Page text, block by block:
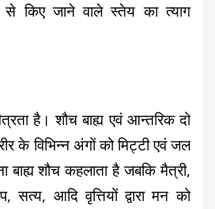
किए जाने वाले स्तेय का त्याग
है। शौच बाह्य एवं आन्तरिक दो
के विभिन्न अंगों को मिट्टी एवं जल
बाह्य शौच कहलाताहै जबकि मैत्री,
सत्य, आदि वृत्तियों द्वारा मन को